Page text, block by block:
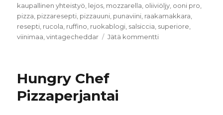
kaupallinen yhteistyö, lejos, mozzarella, oliiviöljy, ooni pro,
pizza, pizzaresepti, pizzauuni, punaviini, raakamakkara,
resepti, rucola, ruffino, ruokablogi, salsiccia, superiore,
viinimaa,vintagecheddar Jätä kommenttiartikkeliin
Hungry Chef
Pizzaperjantai